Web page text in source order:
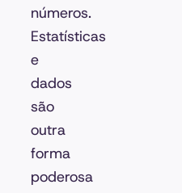
números.
Estatísticas
e
dados
são
outra
forma
poderosa